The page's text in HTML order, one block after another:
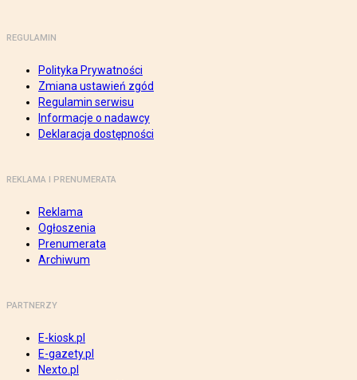
REGULAMIN
Polityka Prywatności
Zmiana ustawień zgód
Regulamin serwisu
Informacje o nadawcy
Deklaracja dostępności
REKLAMA I PRENUMERATA
Reklama
Ogłoszenia
Prenumerata
Archiwum
PARTNERZY
E-kiosk.pl
E-gazety.pl
Nexto.pl